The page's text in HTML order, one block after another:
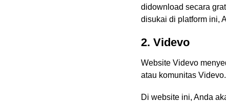
didownload secara
disukai di platform ini,
2. Videvo
Website Videvo
atau komunitas
Di website ini, Anda